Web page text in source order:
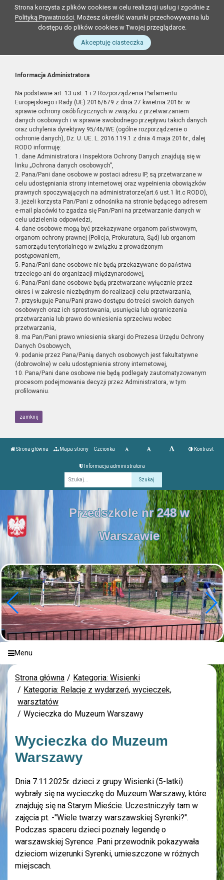
Strona korzysta z plików cookies w celu realizacji usług i zgodnie z
Polityką Prywatności. Możesz określić warunki przechowywania lub
dostępu do plików cookies w Twojej przeglądarce.
Akceptuję ciasteczka
Informacja Administratora
Na podstawie art. 13 ust. 1 i 2 Rozporządzenia Parlamentu
Europejskiego i Rady (UE) 2016/679 z dnia 27 kwietnia 2016r. w
sprawie ochrony osób fizycznych w związku z przetwarzaniem
danych osobowych i w sprawie swobodnego przepływu takich danych
oraz uchylenia dyrektywy 95/46/WE (ogólne rozporządzenie o
ochronie danych), Dz. U. UE. L. 2016.119.1 z dnia 4 maja 2016r., dalej
RODO informuję:
1. dane Administratora i Inspektora Ochrony Danych znajdują się w
linku „Ochrona danych osobowych”,
2. Pana/Pani dane osobowe w postaci adresu IP, są przetwarzane w
celu udostępniania strony internetowej oraz wypełnienia obowiązków
prawnych spoczywających na administratorze(art.6 ust.1 lit.c RODO),
3. jeżeli korzysta Pan/Pani z odnośnika na stronie będącego adresem
e-mail placówki to zgadza się Pan/Pani na przetwarzanie danych w
celu udzielenia odpowiedzi,
4. dane osobowe mogą być przekazywane organom państwowym,
organom ochrony prawnej (Policja, Prokuratura, Sąd) lub organom
samorządu terytorialnego w związku z prowadzonym
postępowaniem,
5. Pana/Pani dane osobowe nie będą przekazywane do państwa
trzeciego ani do organizacji międzynarodowej,
6. Pana/Pani dane osobowe będą przetwarzane wyłącznie przez
okres i w zakresie niezbędnym do realizacji celu przetwarzania,
7. przysługuje Panu/Pani prawo dostępu do treści swoich danych
osobowych oraz ich sprostowania, usunięcia lub ograniczenia
przetwarzania lub prawo do wniesienia sprzeciwu wobec
przetwarzania,
8. ma Pan/Pani prawo wniesienia skargi do Prezesa Urzędu Ochrony
Danych Osobowych,
9. podanie przez Pana/Panią danych osobowych jest fakultatywne
(dobrowolne) w celu udostępnienia strony internetowej,
10. Pana/Pani dane osobowe nie będą podlegały zautomatyzowanym
procesom podejmowania decyzji przez Administratora, w tym
profilowaniu.
zamknij
Strona główna Mapa strony Czcionka Kontrast
Informacja administratora
Przedszkole nr 248 w
Warszawie
Menu
Strona główna
Kategoria: Wisienki
Kategoria: Relacje z wydarzeń, wycieczek,
warsztatów
Wycieczka do Muzeum Warszawy
Wycieczka do Muzeum
Warszawy
Dnia 7.11.2025r. dzieci z grupy Wisienki (5-latki)
wybrały się na wycieczkę do Muzeum Warszawy, które
znajduję się na Starym Mieście. Uczestniczyły tam w
zajęcia pt. -"Wiele twarzy warszawskiej Syrenki?".
Podczas spaceru dzieci poznały legendę o
warszawskiej Syrence .Pani przewodnik pokazywała
dzieciom wizerunki Syrenki, umieszczone w różnych
miejscach.